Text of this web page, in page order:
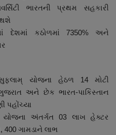
ભારતની પ્રથમ સહકારી
થશે
દેશમાં કઠોળમાં 7350% અને
યોજના હેઠળ 14 મોટી
ગુજરાત અને છેક ભારત-પાકિસ્તાન
પહોંચ્યા
અંતર્ગત 03 લાખ હેક્ટર
400 ગામડાને લાભ